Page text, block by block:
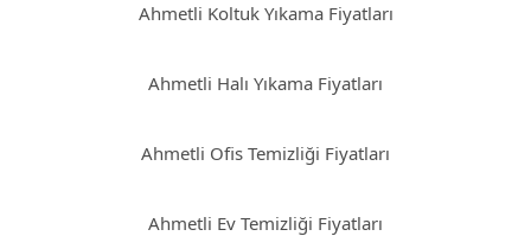
Ahmetli Koltuk Yıkama Fiyatları
Ahmetli Halı Yıkama Fiyatları
Ahmetli Ofis Temizliği Fiyatları
Ahmetli Ev Temizliği Fiyatları